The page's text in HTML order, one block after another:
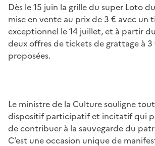
Dès le 15 juin la grille du super Loto
mise en vente au prix de 3 € avec un
exceptionnel le 14 juillet, et à partir
deux offres de tickets de grattage à 3
proposées.
Le ministre de la Culture souligne
dispositif participatif et incitatif qui
de contribuer à la sauvegarde du
C’est une occasion unique de